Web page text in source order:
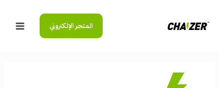
المحتوى
المتجر الإلكتروني
Main